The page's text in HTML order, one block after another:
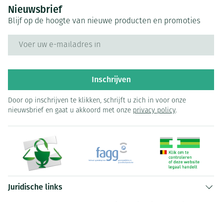
Nieuwsbrief
Blijf op de hoogte van nieuwe producten en promoties
Inschrijven
Door op inschrijven te klikken, schrijft u zich in voor onze
nieuwsbrief en gaat u akkoord met onze privacy policy.
Juridische links